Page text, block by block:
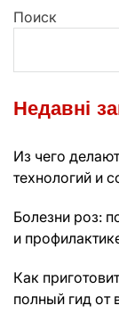
Поиск
Недавні
Из чего
технологий и
Болезни роз:
и
Как
полный гид от